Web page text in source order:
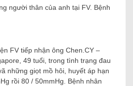
người thân của anh tại FV. Bệnh
FV tiếp nhận ông Chen.CY –
49 tuổi, trong tình trạng đau
những giọt mồ hôi, huyết áp hạn
rồi 80 / 50mmHg. Bệnh nhân